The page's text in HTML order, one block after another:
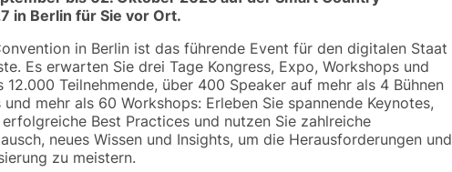
in Berlin für Sie vor Ort.
in Berlin ist das führende Event für den digitalen Staat
Es erwarten Sie drei Tage Kongress, Expo, Workshops und
Teilnehmende, über 400 Speaker auf mehr als 4 Bühnen
mehr als 60 Workshops: Erleben Sie spannende Keynotes,
Best Practices und nutzen Sie zahlreiche
neues Wissen und Insights, um die Herausforderungen und
zu meistern.